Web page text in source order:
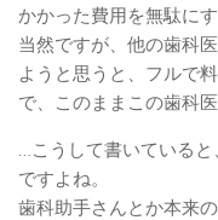
かかった費用を無駄に
当然ですが、他の歯科
ようと思うと、フルで
で、このままこの歯科
…こうして書いている
ですよね。
歯科助手さんとか本来